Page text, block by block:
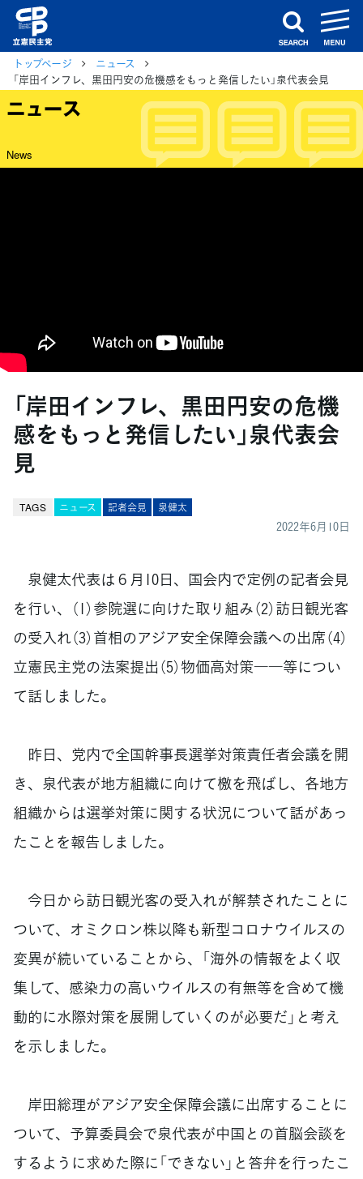
search
トップページ
ニュース
「岸田インフレ、黒田円安の危機感をもっと発信したい」泉代表会見
ニュース
News
「岸田インフレ、黒田円安の危機
感をもっと発信したい」泉代表会
見
TAGS ニュース 記者会見 泉健太
2022年6月10日
泉健太代表は６月10日、国会内で定例の記者会見
を行い、（1）参院選に向けた取り組み（2）訪日観光客
の受入れ（3）首相のアジア安全保障会議への出席（4）
立憲民主党の法案提出（5）物価高対策――等につい
て話しました。
昨日、党内で全国幹事長選挙対策責任者会議を開
き、泉代表が地方組織に向けて檄を飛ばし、各地方
組織からは選挙対策に関する状況について話があっ
たことを報告しました。
今日から訪日観光客の受入れが解禁されたことに
ついて、オミクロン株以降も新型コロナウイルスの
変異が続いていることから、「海外の情報をよく収
集して、感染力の高いウイルスの有無等を含めて機
動的に水際対策を展開していくのが必要だ」と考え
を示しました。
岸田総理がアジア安全保障会議に出席することに
ついて、予算委員会で泉代表が中国との首脳会談を
するように求めた際に「できない」と答弁を行ったこ